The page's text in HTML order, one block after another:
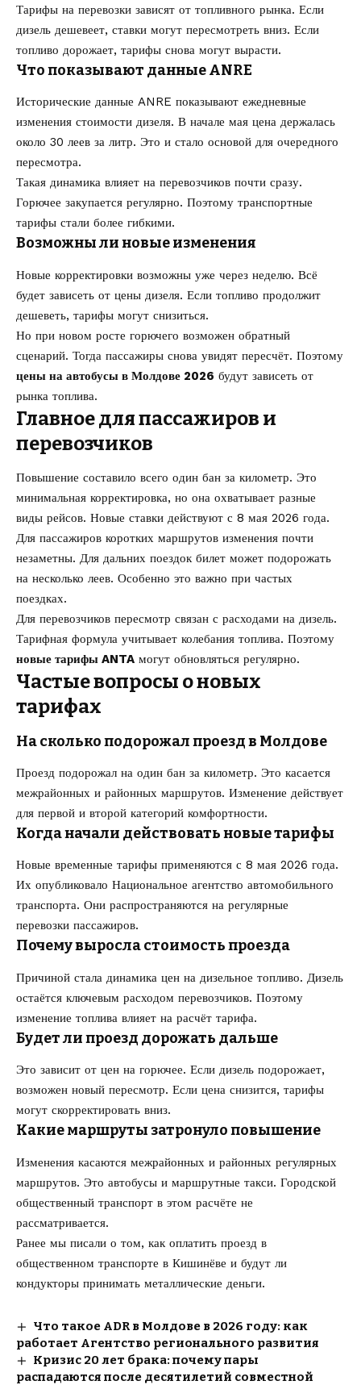
Тарифы на перевозки зависят от топливного рынка. Если
дизель дешевеет, ставки могут пересмотреть вниз. Если
топливо дорожает, тарифы снова могут вырасти.
Что показывают данные ANRE
Исторические данные ANRE показывают ежедневные
изменения стоимости дизеля. В начале мая цена держалась
около 30 леев за литр. Это и стало основой для очередного
пересмотра.
Такая динамика влияет на перевозчиков почти сразу.
Горючее закупается регулярно. Поэтому транспортные
тарифы стали более гибкими.
Возможны ли новые изменения
Новые корректировки возможны уже через неделю. Всё
будет зависеть от цены дизеля. Если топливо продолжит
дешеветь, тарифы могут снизиться.
Но при новом росте горючего возможен обратный
сценарий. Тогда пассажиры снова увидят пересчёт. Поэтому
цены на автобусы в Молдове 2026 будут зависеть от
рынка топлива.
Главное для пассажиров и
перевозчиков
Повышение составило всего один бан за километр. Это
минимальная корректировка, но она охватывает разные
виды рейсов. Новые ставки действуют с 8 мая 2026 года.
Для пассажиров коротких маршрутов изменения почти
незаметны. Для дальних поездок билет может подорожать
на несколько леев. Особенно это важно при частых
поездках.
Для перевозчиков пересмотр связан с расходами на дизель.
Тарифная формула учитывает колебания топлива. Поэтому
новые тарифы ANTA могут обновляться регулярно.
Частые вопросы о новых
тарифах
На сколько подорожал проезд в Молдове
Проезд подорожал на один бан за километр. Это касается
межрайонных и районных маршрутов. Изменение действует
для первой и второй категорий комфортности.
Когда начали действовать новые тарифы
Новые временные тарифы применяются с 8 мая 2026 года.
Их опубликовало Национальное агентство автомобильного
транспорта. Они распространяются на регулярные
перевозки пассажиров.
Почему выросла стоимость проезда
Причиной стала динамика цен на дизельное топливо. Дизель
остаётся ключевым расходом перевозчиков. Поэтому
изменение топлива влияет на расчёт тарифа.
Будет ли проезд дорожать дальше
Это зависит от цен на горючее. Если дизель подорожает,
возможен новый пересмотр. Если цена снизится, тарифы
могут скорректировать вниз.
Какие маршруты затронуло повышение
Изменения касаются межрайонных и районных регулярных
маршрутов. Это автобусы и маршрутные такси. Городской
общественный транспорт в этом расчёте не
рассматривается.
Ранее мы писали о том, как оплатить проезд в
общественном транспорте в Кишинёве и будут ли
кондукторы принимать металлические деньги.
Что такое ADR в Молдове в 2026 году: как
работает Агентство регионального развития
Кризис 20 лет брака: почему пары
распадаются после десятилетий совместной